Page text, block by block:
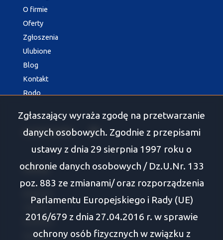
O firmie
Oferty
Zgłoszenia
Ulubione
Blog
Kontakt
Rodo
social media Facebook
Oferty
Wasilków
Supraśl
Zgłaszający wyraża zgodę na przetwarzanie
danych osobowych. Zgodnie z przepisami
ustawy z dnia 29 sierpnia 1997 roku o
ochronie danych osobowych / Dz.U.Nr. 133
poz. 883 ze zmianami/ oraz rozporządzenia
Parlamentu Europejskiego i Rady (UE)
2016/679 z dnia 27.04.2016 r. w sprawie
ochrony osób fizycznych w związku z